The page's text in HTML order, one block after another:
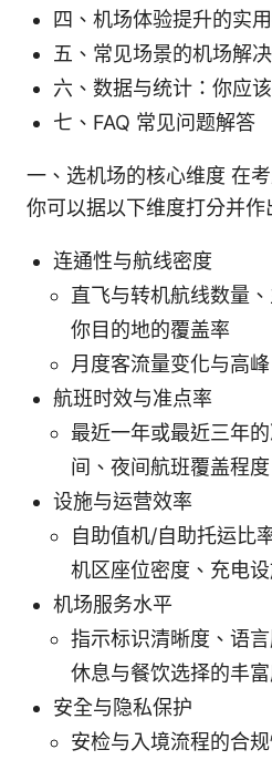
四、机场体验提升的实
五、常见场景的机场解
六、数据与统计：你应
七、FAQ 常见问题解答
一、选机场的核心维度 在考
你可以据以下维度打分并作
连通性与航线密度
直飞与转机航线数量
你目的地的覆盖率
月度客流量变化与高
航班时效与准点率
最近一年或最近三年
间、夜间航班覆盖程度
设施与运营效率
自助值机/自助托运比
机区座位密度、充电
机场服务水平
指示标识清晰度、语
休息与餐饮选择的丰
安全与隐私保护
安检与入境流程的合